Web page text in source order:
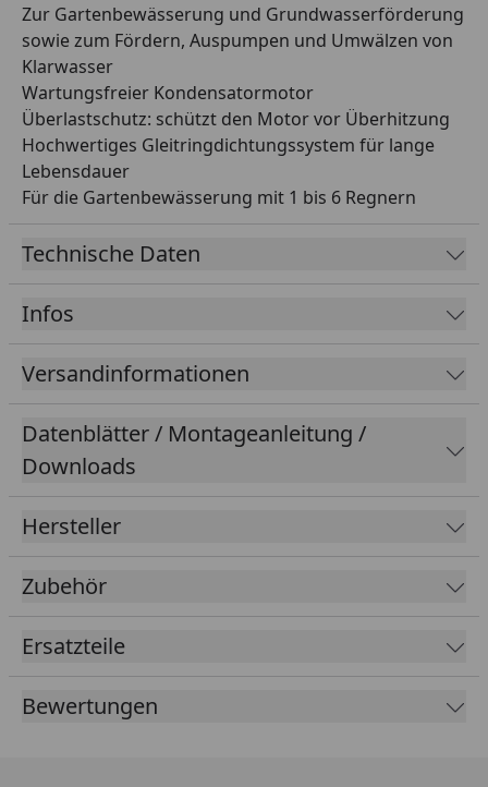
Zur Gartenbewässerung und Grundwasserförderung
sowie zum Fördern, Auspumpen und Umwälzen von
Klarwasser
Wartungsfreier Kondensatormotor
Überlastschutz: schützt den Motor vor Überhitzung
Hochwertiges Gleitringdichtungssystem für lange
Lebensdauer
Für die Gartenbewässerung mit 1 bis 6 Regnern
Technische Daten
Infos
Versandinformationen
Datenblätter / Montageanleitung /
Downloads
Hersteller
Zubehör
Ersatzteile
Bewertungen